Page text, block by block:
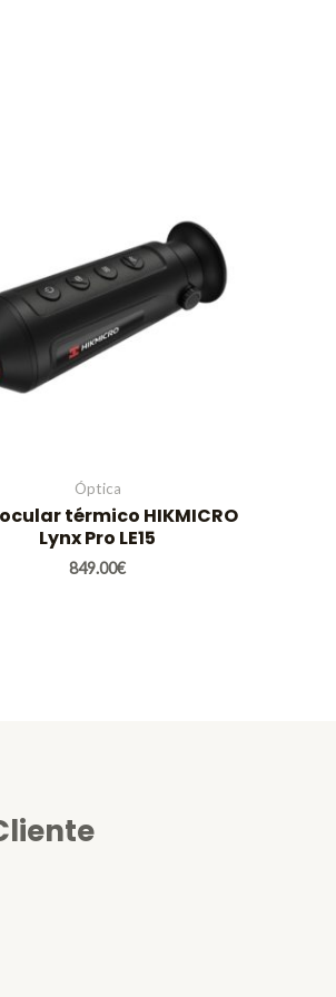
Óptica
térmico HIKMICRO
Lynx Pro LE15
849.00€